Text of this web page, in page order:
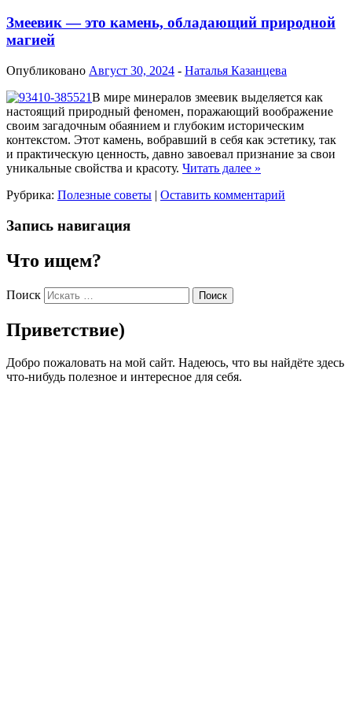
Змеевик — это камень, обладающий природной
магией
Опубликовано Август 30, 2024 - Наталья Казанцева
В мире минералов змеевик выделяется как
настоящий природный феномен, поражающий воображение
своим загадочным обаянием и глубоким историческим
контекстом. Этот камень, вобравший в себя как эстетику, так
и практическую ценность, давно завоевал признание за свои
уникальные свойства и красоту. Читать далее »
Рубрика: Полезные советы | Оставить комментарий
Запись навигация
Что ищем?
Поиск
Приветствие)
Добро пожаловать на мой сайт. Надеюсь, что вы найдёте здесь
что-нибудь полезное и интересное для себя.